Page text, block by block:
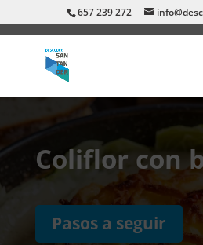
657 239 272
Coliflor con
Pasos a seguir